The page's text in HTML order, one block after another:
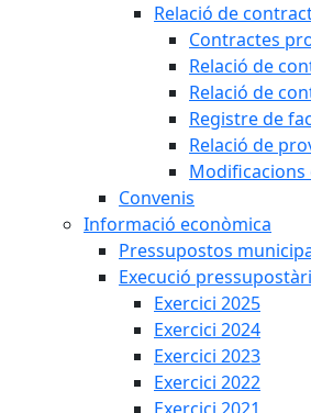
Relació de
Contractes
Relació de
Relació de
Registre de
Relació de
Convenis
Informació econòmica
Pressupostos
Execució
Exercici 2025
Exercici 2024
Exercici 2023
Exercici 2022